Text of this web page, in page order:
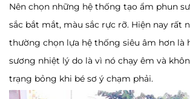
Nên chọn những hệ thống tạo ẩm phun
sắc bắt mắt, màu sắc rực rỡ. Hiện nay rất
thường chọn lựa hệ thống siêu âm hơn là
sương nhiệt lý do là vì nó chạy êm và
trạng bỏng khi bé sơ ý chạm phải.